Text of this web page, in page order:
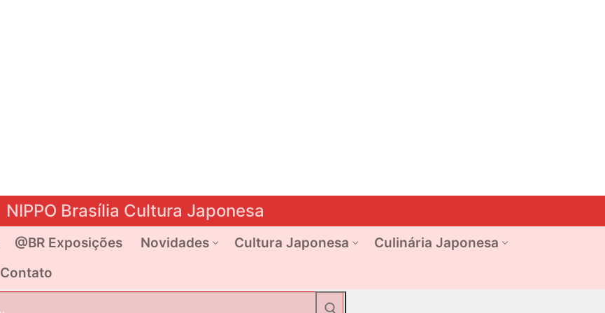
NIPPO Brasília Cultura Japonesa
@BR Exposições Novidades Cultura Japonesa
Culinária Japonesa
Contato